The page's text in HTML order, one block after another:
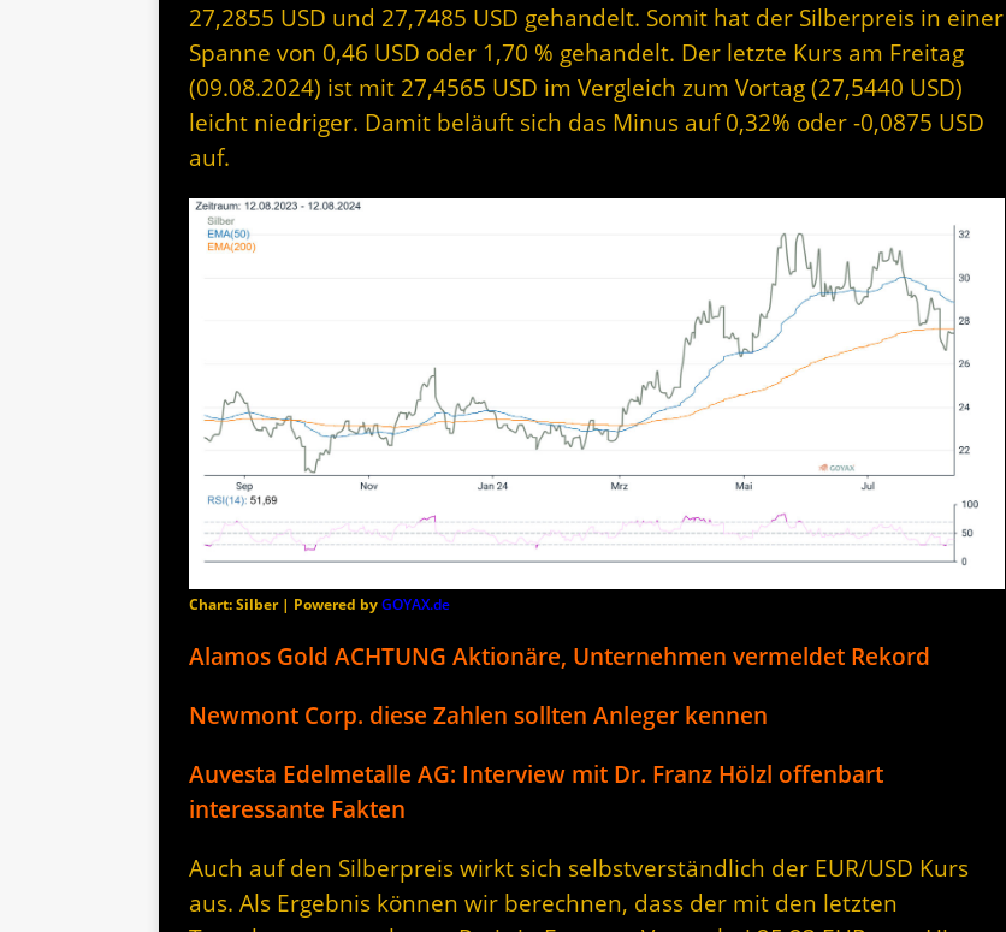
27,2855 USD und 27,7485 USD gehandelt. Somit hat der Silberpreis in einer
Spanne von 0,46 USD oder 1,70 % gehandelt. Der letzte Kurs am Freitag
(09.08.2024) ist mit 27,4565 USD im Vergleich zum Vortag (27,5440 USD)
leicht niedriger. Damit beläuft sich das Minus auf 0,32% oder -0,0875 USD
auf.
Chart: Silber | Powered byGOYAX.de
Alamos Gold ACHTUNG Aktionäre, Unternehmen vermeldet Rekord
Newmont Corp. diese Zahlen sollten Anleger kennen
Auvesta Edelmetalle AG: Interview mit Dr. Franz Hölzl offenbart
interessante Fakten
Auch auf den Silberpreis wirkt sich selbstverständlich der EUR/USD Kurs
aus. Als Ergebnis können wir berechnen, dass der mit den letzten